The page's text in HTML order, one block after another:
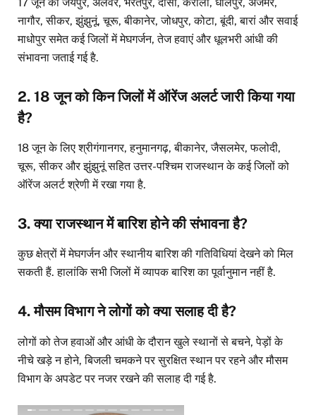
नागौर, सीकर, झुंझुनूं, चूरू, बीकानेर, जोधपुर, कोटा, बूंदी, बारां और सवाई
माधोपुर समेत कई जिलों में मेघगर्जन, तेज हवाएं और धूलभरी आंधी की
संभावना जताई गई है.
2. 18 जून को किन जिलों में ऑरेंज अलर्ट जारी किया गया
है?
18 जून के लिए श्रीगंगानगर, हनुमानगढ़, बीकानेर, जैसलमेर, फलोदी,
चूरू, सीकर और झुंझुनूं सहित उत्तर-पश्चिम राजस्थान के कई जिलों को
ऑरेंज अलर्ट श्रेणी में रखा गया है.
3. क्या राजस्थान में बारिश होने की संभावना है?
कुछ क्षेत्रों में मेघगर्जन और स्थानीय बारिश की गतिविधियां देखने को मिल
सकती हैं. हालांकि सभी जिलों में व्यापक बारिश का पूर्वानुमान नहीं है.
4. मौसम विभाग ने लोगों को क्या सलाह दी है?
लोगों को तेज हवाओं और आंधी के दौरान खुले स्थानों से बचने, पेड़ों के
नीचे खड़े न होने, बिजली चमकने पर सुरक्षित स्थान पर रहने और मौसम
विभाग के अपडेट पर नजर रखने की सलाह दी गई है.